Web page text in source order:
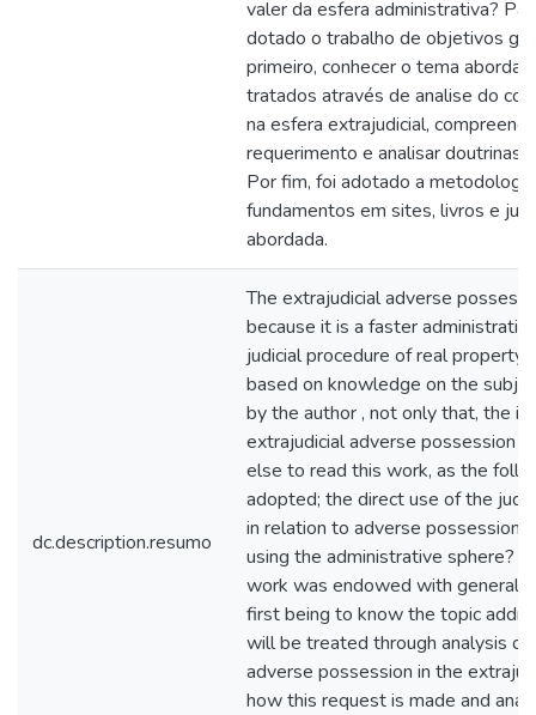
valer da esfera administrativa?
dotado o trabalho de objetivos
primeiro, conhecer o tema
tratados através de analise do
na esfera extrajudicial,
requerimento e analisar doutrinas
Por fim, foi adotado a
fundamentos em sites, livros e
abordada.
dc.description.resumo
The extrajudicial adverse
because it is a faster
judicial procedure of real property
based on knowledge on the
by the author , not only that, the
extrajudicial adverse possession
else to read this work, as the
adopted; the direct use of the
in relation to adverse
using the administrative sphere?
work was endowed with general
first being to know the topic
will be treated through analysis
adverse possession in the
how this request is made and